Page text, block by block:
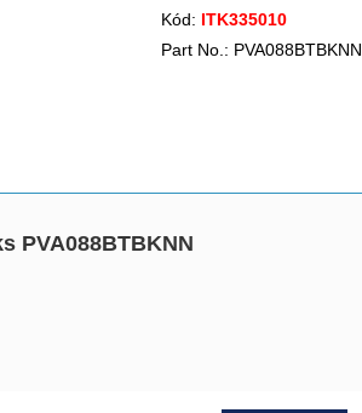
Kód: ITK335010
Part No.: PVA088BTBKNN
PVA088BTBKNN